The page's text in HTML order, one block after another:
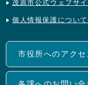
茂原市公式ウェブサ
個人情報保護について
市役所へのアクセ